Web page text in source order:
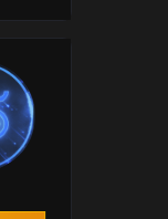
הודעות:
הצטרף:
סטטוס:
Offline
נראה
לאחרונה:
ינואר